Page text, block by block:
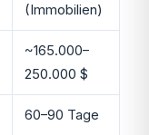
(Immobilien)
~165.000–
250.000 $
60–90 Tage